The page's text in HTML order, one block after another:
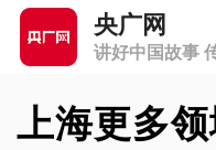
央广网
讲好中国故事
上海更多